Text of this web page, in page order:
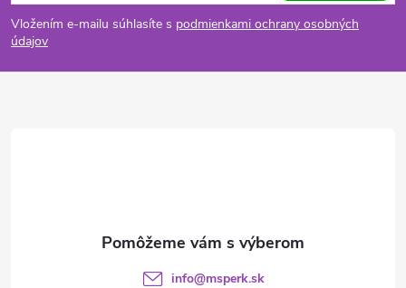
p
Vložením e-mailu súhlasíte s podmienkami ochrany osobných
údajov
info@msperk.sk